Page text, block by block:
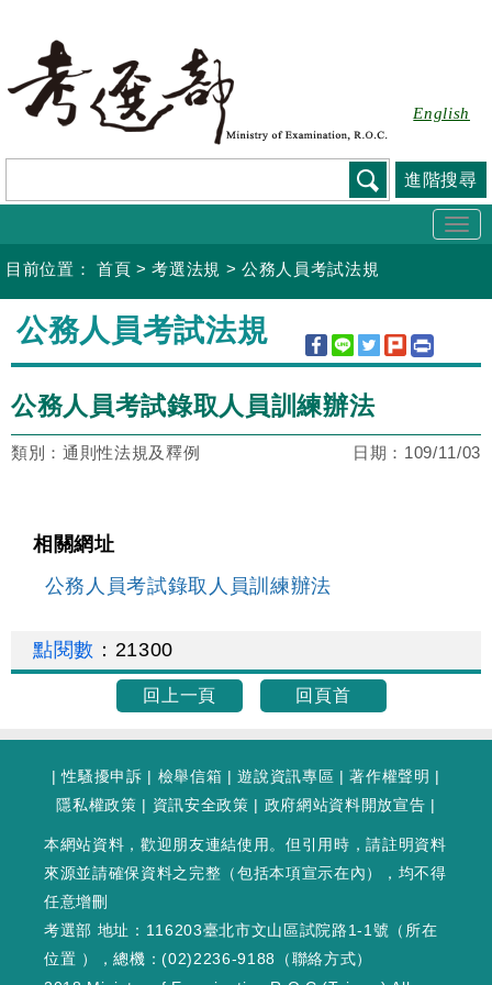
要
容
English
進階搜尋
目前位置： 首頁 >考選法規 >公務人員考試法規
:::
公務人員考試法規
公務人員考試錄取人員訓練辦法
類別：通則性法規及釋例 日期： 109/11/03
相關網址
公務人員考試錄取人員訓練辦法
點閱數 ： 21300
回上一頁 回頁首
|性騷擾申訴 | 檢舉信箱 |遊說資訊專區 |著作權聲明 |
隱私權政策 | 資訊安全政策 | 政府網站資料開放宣告 |
本網站資料，歡迎朋友連結使用。但引用時，請註明資料
來源並請確保資料之完整（包括本項宣示在內），均不得
任意增刪
考選部 地址：116203臺北市文山區試院路1-1號（ 所在
位置 ），總機：(02)2236-9188（聯絡方式）